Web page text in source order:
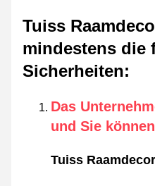
Tuiss
mindestens die
Sicherheiten:
Das
und Sie
Tuiss